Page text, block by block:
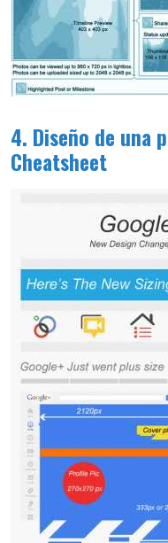
4. Diseño de una
Cheatsheet